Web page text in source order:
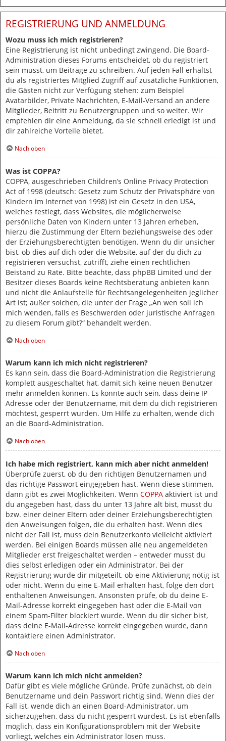
REGISTRIERUNG UND ANMELDUNG
Wozu muss ich mich registrieren?
Eine Registrierung ist nicht unbedingt zwingend. Die Board-
Administration dieses Forums entscheidet, ob du registriert
sein musst, um Beiträge zu schreiben. Auf jeden Fall erhältst
du als registriertes Mitglied Zugriff auf zusätzliche Funktionen,
die Gästen nicht zur Verfügung stehen: zum Beispiel
Avatarbilder, Private Nachrichten, E-Mail-Versand an andere
Mitglieder, Beitritt zu Benutzergruppen und so weiter. Wir
empfehlen dir eine Anmeldung, da sie schnell erledigt ist und
dir zahlreiche Vorteile bietet.
Nach oben
Was ist COPPA?
COPPA, ausgeschrieben Children’s Online Privacy Protection
Act of 1998 (deutsch: Gesetz zum Schutz der Privatsphäre von
Kindern im Internet von 1998) ist ein Gesetz in den USA,
welches festlegt, dass Websites, die möglicherweise
persönliche Daten von Kindern unter 13 Jahren erheben,
hierzu die Zustimmung der Eltern beziehungsweise des oder
der Erziehungsberechtigten benötigen. Wenn du dir unsicher
bist, ob dies auf dich oder die Website, auf der du dich zu
registrieren versuchst, zutrifft, ziehe einen rechtlichen
Beistand zu Rate. Bitte beachte, dass phpBB Limited und der
Besitzer dieses Boards keine Rechtsberatung anbieten kann
und nicht die Anlaufstelle für Rechtsangelegenheiten jeglicher
Art ist; außer solchen, die unter der Frage „An wen soll ich
mich wenden, falls es Beschwerden oder juristische Anfragen
zu diesem Forum gibt?“ behandelt werden.
Nach oben
Warum kann ich mich nicht registrieren?
Es kann sein, dass die Board-Administration die Registrierung
komplett ausgeschaltet hat, damit sich keine neuen Benutzer
mehr anmelden können. Es könnte auch sein, dass deine IP-
Adresse oder der Benutzername, mit dem du dich registrieren
möchtest, gesperrt wurden. Um Hilfe zu erhalten, wende dich
an die Board-Administration.
Nach oben
Ich habe mich registriert, kann mich aber nicht anmelden!
Überprüfe zuerst, ob du den richtigen Benutzernamen und
das richtige Passwort eingegeben hast. Wenn diese stimmen,
dann gibt es zwei Möglichkeiten. Wenn COPPA aktiviert ist und
du angegeben hast, dass du unter 13 Jahre alt bist, musst du
bzw. einer deiner Eltern oder deiner Erziehungsberechtigten
den Anweisungen folgen, die du erhalten hast. Wenn dies
nicht der Fall ist, muss dein Benutzerkonto vielleicht aktiviert
werden. Bei einigen Boards müssen alle neu angemeldeten
Mitglieder erst freigeschaltet werden – entweder musst du
dies selbst erledigen oder ein Administrator. Bei der
Registrierung wurde dir mitgeteilt, ob eine Aktivierung nötig ist
oder nicht. Wenn du eine E-Mail erhalten hast, folge den dort
enthaltenen Anweisungen. Ansonsten prüfe, ob du deine E-
Mail-Adresse korrekt eingegeben hast oder die E-Mail von
einem Spam-Filter blockiert wurde. Wenn du dir sicher bist,
dass deine E-Mail-Adresse korrekt eingegeben wurde, dann
kontaktiere einen Administrator.
Nach oben
Warum kann ich mich nicht anmelden?
Dafür gibt es viele mögliche Gründe. Prüfe zunächst, ob dein
Benutzername und dein Passwort richtig sind. Wenn dies der
Fall ist, wende dich an einen Board-Administrator, um
sicherzugehen, dass du nicht gesperrt wurdest. Es ist ebenfalls
möglich, dass ein Konfigurationsproblem mit der Website
vorliegt, welches ein Administrator lösen muss.